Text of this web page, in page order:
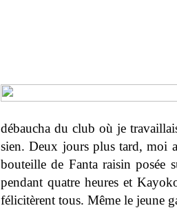
débaucha du club où je
sien. Deux jours plus tard, moi
bouteille de Fanta raisin posée
pendant quatre heures et
félicitèrent tous. Même le jeune